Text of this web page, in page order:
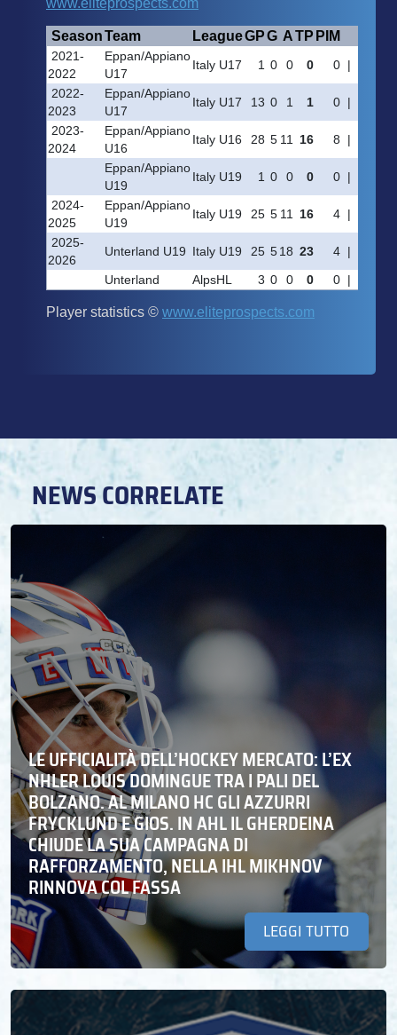
NEWS CORRELATE
LE UFFICIALITÀ DELL’HOCKEY MERCATO: L’EX
NHLER LOUIS DOMINGUE TRA I PALI DEL
BOLZANO. AL MILANO HC GLI AZZURRI
FRYCKLUND E GIOS. IN AHL IL GHERDEINA
CHIUDE LA SUA CAMPAGNA DI
RAFFORZAMENTO, NELLA IHL MIKHNOV
RINNOVA COL FASSA
LEGGI TUTTO